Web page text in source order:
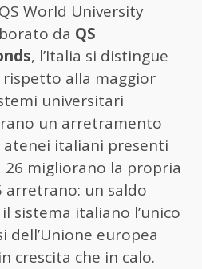
World University
da QS
, l’Italia si distingue
alla maggior
universitari
un arretramento
atenei italiani presenti
26 migliorano la propria
arretrano: un saldo
sistema italiano l’unico
dell’Unione europea
crescita che in calo.